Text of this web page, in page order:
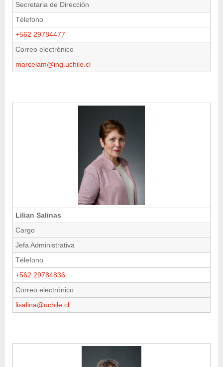
Secretaria de Dirección
Télefono
+562 29784477
Correo electrónico
marcelam@ing.uchile.cl
Lilian Salinas
Cargo
Jefa Administrativa
Télefono
+562 29784836
Correo electrónico
lisalina@uchile.cl